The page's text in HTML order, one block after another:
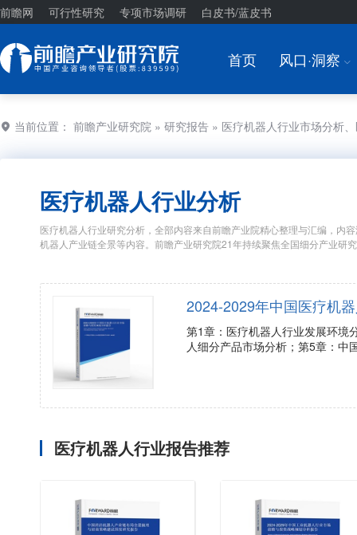
前瞻网 可行性研究 专项市场调研 白皮书/蓝皮书
首页 风口·洞察 I
当前位置： 前瞻产业研究院 » 研究报告 » 医疗机器人行业市场分析
医疗机器人行业分析
医疗机器人行业研究分析，全部内容来自前瞻产业院精心整理与汇编，内
机器人产业链全景等内容。前瞻产业研究院21年持续聚焦全国细分产业研
2024-2029年中国医疗机
第1章：医疗机器人行业发展环境
人细分产品市场分析；第5章：中
医疗机器人行业报告推荐